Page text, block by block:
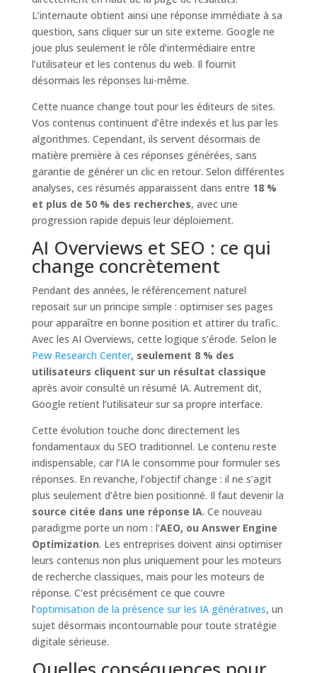
L’internaute obtient ainsi une réponse immédiate à sa
question, sans cliquer sur un site externe. Google ne
joue plus seulement le rôle d’intermédiaire entre
l’utilisateur et les contenus du web. Il fournit
désormais les réponses lui-même.
Cette nuance change tout pour les éditeurs de sites.
Vos contenus continuent d’être indexés et lus par les
algorithmes. Cependant, ils servent désormais de
matière première à ces réponses générées, sans
garantie de générer un clic en retour. Selon différentes
analyses, ces résumés apparaissent dans entre 18 %
et plus de 50 % des recherches, avec une
progression rapide depuis leur déploiement.
AI Overviews et SEO : ce qui
change concrètement
Pendant des années, le référencement naturel
reposait sur un principe simple : optimiser ses pages
pour apparaître en bonne position et attirer du trafic.
Avec les AI Overviews, cette logique s’érode. Selon le
Pew Research Center, seulement 8 % des
utilisateurs cliquent sur un résultat classique
après avoir consulté un résumé IA. Autrement dit,
Google retient l’utilisateur sur sa propre interface.
Cette évolution touche donc directement les
fondamentaux du SEO traditionnel. Le contenu reste
indispensable, car l’IA le consomme pour formuler ses
réponses. En revanche, l’objectif change : il ne s’agit
plus seulement d’être bien positionné. Il faut devenir la
source citée dans une réponse IA. Ce nouveau
paradigme porte un nom : l’AEO, ou Answer Engine
Optimization. Les entreprises doivent ainsi optimiser
leurs contenus non plus uniquement pour les moteurs
de recherche classiques, mais pour les moteurs de
réponse. C’est précisément ce que couvre
l’optimisation de la présence sur les IA génératives, un
sujet désormais incontournable pour toute stratégie
digitale sérieuse.